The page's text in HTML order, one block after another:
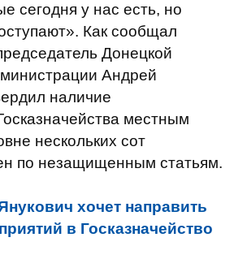
сегодня у нас есть, но
Как сообщал
Донецкой
Андрей
наличие
местным
нескольких сот
по незащищенным статьям.
хочет направить
в Госказначейство